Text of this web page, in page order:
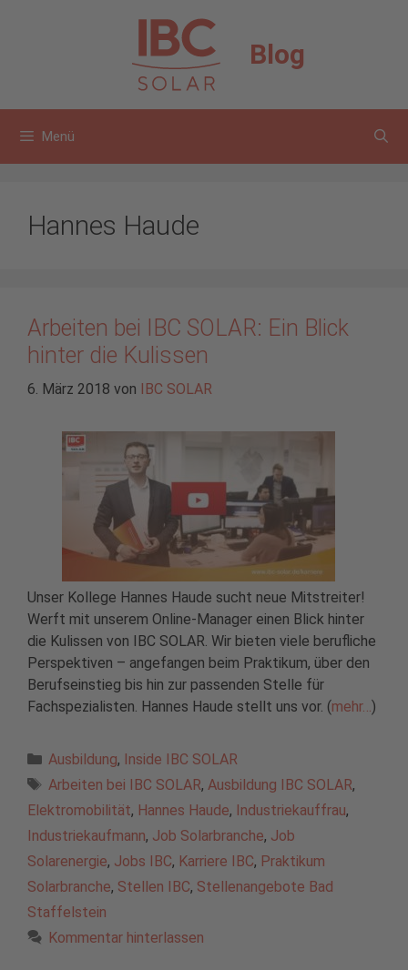
Blog
Menü
Hannes Haude
Arbeiten bei IBC SOLAR: Ein Blick
hinter die Kulissen
6. März 2018 von IBC SOLAR
Unser Kollege Hannes Haude sucht neue Mitstreiter!
Werft mit unserem Online-Manager einen Blick hinter
die Kulissen von IBC SOLAR. Wir bieten viele berufliche
Perspektiven – angefangen beim Praktikum, über den
Berufseinstieg bis hin zur passenden Stelle für
Fachspezialisten. Hannes Haude stellt uns vor. (mehr…)
Kategorien
Ausbildung, Inside IBC SOLAR
Schlagwörter
Arbeiten bei IBC SOLAR, Ausbildung IBC SOLAR,
Elektromobilität, Hannes Haude, Industriekauffrau,
Industriekaufmann, Job Solarbranche, Job
Solarenergie, Jobs IBC, Karriere IBC, Praktikum
Solarbranche, Stellen IBC, Stellenangebote Bad
Staffelstein
Kommentar hinterlassen